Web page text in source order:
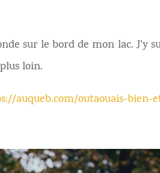
sur le bord de mon lac. J’y
loin.
auqueb.com/outaouais-bien-